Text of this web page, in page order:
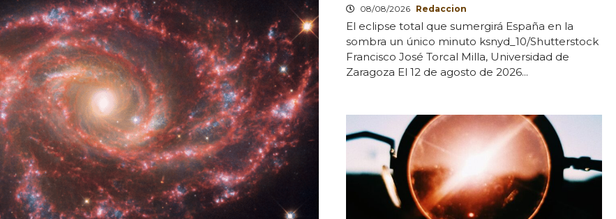
08/08/2026 Redaccion
El eclipse total que sumergirá España en la
sombra un único minuto ksnyd_10/Shutterstock
Francisco José Torcal Milla, Universidad de
Zaragoza El 12 de agosto de 2026...